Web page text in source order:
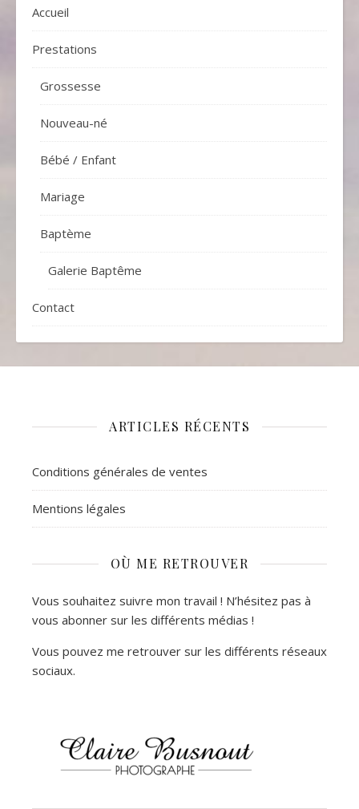
Accueil
Prestations
Grossesse
Nouveau-né
Bébé / Enfant
Mariage
Baptème
Galerie Baptême
Contact
ARTICLES RÉCENTS
Conditions générales de ventes
Mentions légales
OÙ ME RETROUVER
Vous souhaitez suivre mon travail ! N’hésitez pas à
vous abonner sur les différents médias !
Vous pouvez me retrouver sur les différents réseaux
sociaux.